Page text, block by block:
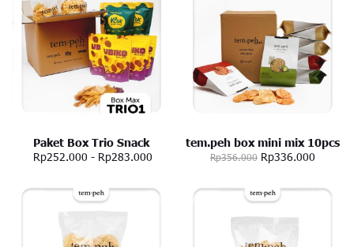
Paket Box Trio Snack
Rp252.000 - Rp283.000
tem.peh box mini mix 10pcs
Rp356.000 Rp336.000